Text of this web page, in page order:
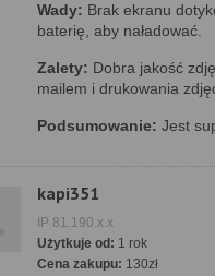
Wady: Brak ekranu
baterię, aby naładować.
Zalety: Dobra jakość
mailem i drukowania
Podsumowanie: Jest
kapi351
IP 81.190.x.x
Użytkuje od: 1 rok
Cena zakupu: 130zł